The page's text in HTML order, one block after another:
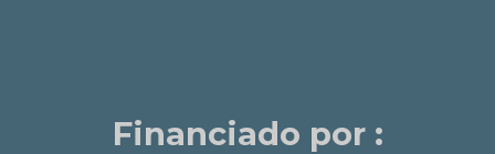
Financiado por :